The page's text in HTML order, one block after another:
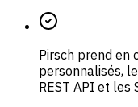
Pirsch prend en
personnalisés,
REST API et les